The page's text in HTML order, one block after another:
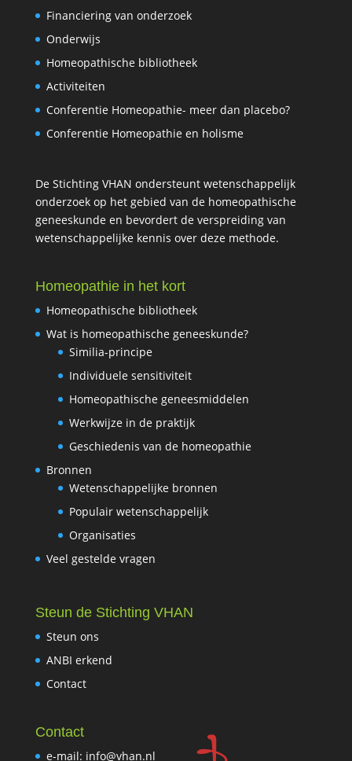
Financiering van onderzoek
Onderwijs
Homeopathische bibliotheek
Activiteiten
Conferentie Homeopathie- meer dan placebo?
Conferentie Homeopathie en holisme
De Stichting VHAN ondersteunt wetenschappelijk
onderzoek op het gebied van de homeopathische
geneeskunde en bevordert de verspreiding van
wetenschappelijke kennis over deze methode.
Homeopathie in het kort
Homeopathische bibliotheek
Wat is homeopathische geneeskunde?
Similia-principe
Individuele sensitiviteit
Homeopathische geneesmiddelen
Werkwijze in de praktijk
Geschiedenis van de homeopathie
Bronnen
Wetenschappelijke bronnen
Populair wetenschappelijk
Organisaties
Veel gestelde vragen
Steun de Stichting VHAN
Steun ons
ANBI erkend
Contact
Contact
e-mail: info@vhan.nl